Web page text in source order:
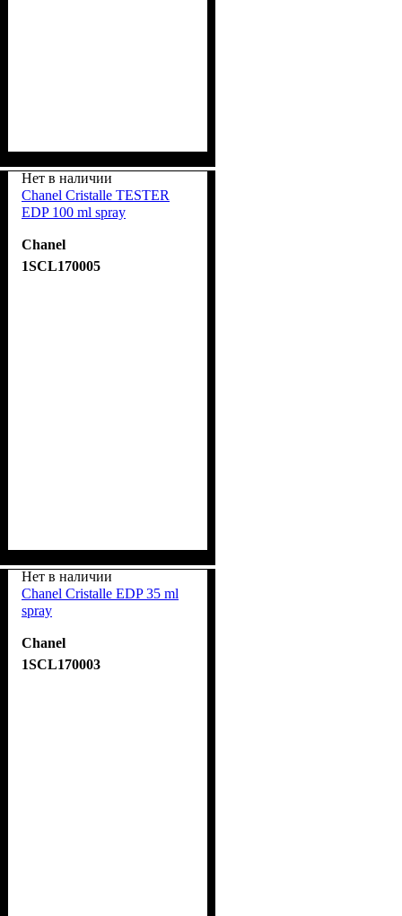
Нет в наличии
Chanel Cristalle TESTER
EDP 100 ml spray
Chanel
1SCL170005
Нет в наличии
Chanel Cristalle EDP 35 ml
spray
Chanel
1SCL170003